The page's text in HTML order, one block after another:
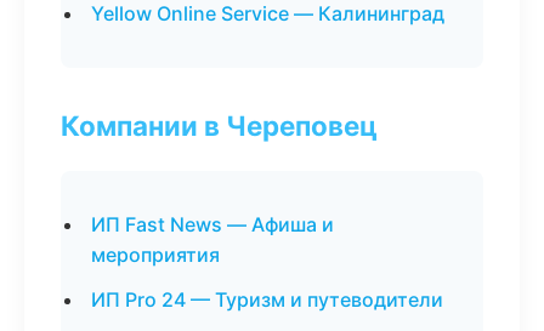
Yellow Online Service — Калининград
Компании в Череповец
ИП Fast News — Афиша и
мероприятия
ИП Pro 24 — Туризм и путеводители